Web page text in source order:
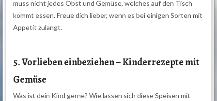
muss nicht jedes Obst und Gemüse, welches auf den Tisch
kommt essen. Freue dich lieber, wenn es bei einigen Sorten mit
Appetit zulangt.
5. Vorlieben einbeziehen – Kinderrezepte mit
Gemüse
Was ist dein Kind gerne? Wie lassen sich diese Speisen mit